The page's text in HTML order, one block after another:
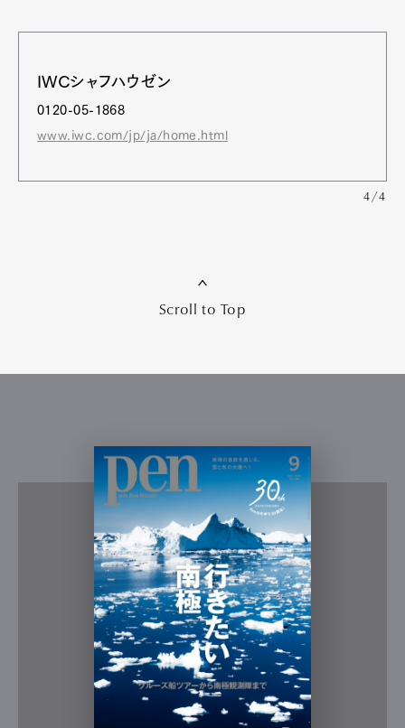
IWCシャフハウゼン
0120-05-1868
www.iwc.com/jp/ja/home.html
4/4
Scroll to Top